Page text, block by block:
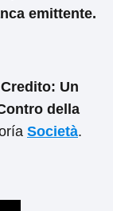
emittente.
Un
della
Società.